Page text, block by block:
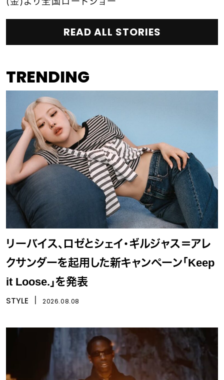
READ ALL STORIES
TRENDING
リーバイス、ロゼとシェイ・ギルジャス＝アレ
クサンダーを起用した新キャンペーン「Keep
it Loose.」を発表
STYLE 2026.08.08